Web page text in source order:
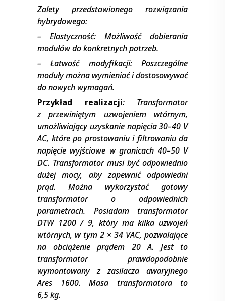
Zalety przedstawionego rozwiązania
hybrydowego:
– Elastyczność: Możliwość dobierania
modułów do konkretnych potrzeb.
– Łatwość modyfikacji: Poszczególne
moduły można wymieniać i dostosowywać
do nowych wymagań.
Przykład realizacji: Transformator
z przewiniętym uzwojeniem wtórnym,
umożliwiający uzyskanie napięcia 30–40 V
AC, które po prostowaniu i filtrowaniu da
napięcie wyjściowe w granicach 40–50 V
DC. Transformator musi być odpowiednio
dużej mocy, aby zapewnić odpowiedni
prąd. Można wykorzystać gotowy
transformator o odpowiednich
parametrach. Posiadam transformator
DTW 1200 / 9, który ma kilka uzwojeń
wtórnych, w tym 2 × 34 VAC, pozwalające
na obciążenie prądem 20 A. Jest to
transformator prawdopodobnie
wymontowany z zasilacza awaryjnego
Ares 1600. Masa transformatora to
6,5 kg.